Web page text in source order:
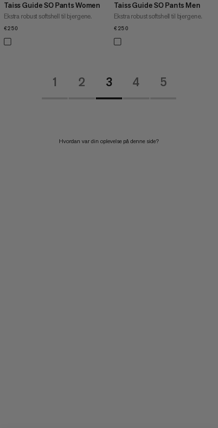
Taiss Guide SO Pants Women
Ekstra robust softshell til bjergene.
€250
Taiss Guide SO Pants Men
Ekstra robust softshell til bjergene.
€250
1 2 3 4 5
Hvordan var din oplevelse på denne side?